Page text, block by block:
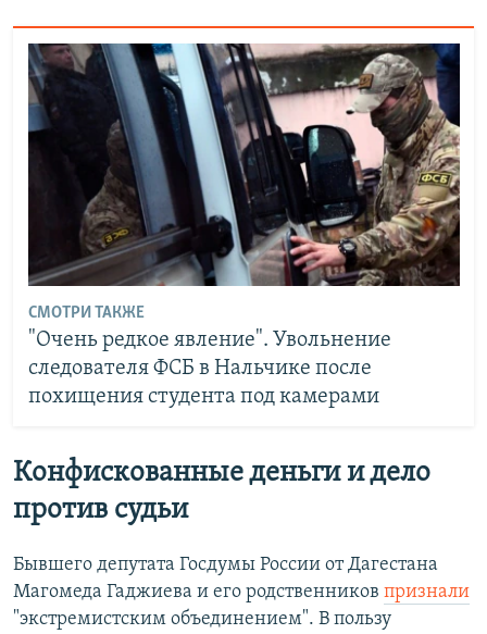
СМОТРИ ТАКЖЕ
"Очень редкое явление". Увольнение
следователя ФСБ в Нальчике после
похищения студента под камерами
Конфискованные деньги и дело
против судьи
Бывшего депутата Госдумы России от Дагестана
Магомеда Гаджиева и его родственников признали
"экстремистским объединением". В пользу